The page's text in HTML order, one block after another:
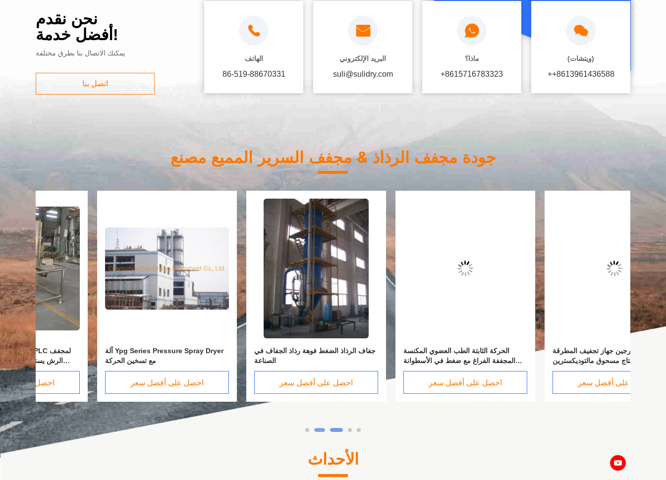
نحن نقدم
أفضل خدمة!
يمكنك الاتصال بنا بطرق مختلفة
اتصل بنا
الهاتف
86-519-88670331
البريد الإلكتروني
suli@sulidry.com
ماذا؟
+8615716783323
(ويتشات)
++8613961436588
جودة مجفف الرذاذ & مجفف السرير المميع مصنع
آلة Ypg Series Pressure Spray Dryer
مع تسخين الحركة
احصل على أفضل سعر
جفاف الرذاذ الضغط فوهة رذاذ الجفاف في
احصل على أفضل سعر
الحركة الثابتة الطب العضوي المكنسة
المجففة الفراغ مع ضغط في الأسطوانة
MPa -0.09 -0.096
احصل على أفضل سعر
جيانغ سو أورجين جهاز تجفيف المطرقة
الفراغية لإنتاج مسحوق مالتوديكسترين
احصل على أفضل سعر
الأحداث